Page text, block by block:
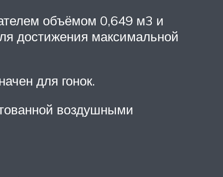
объёмом 0,649 м3 и
достижения максимальной
для гонок.
воздушными